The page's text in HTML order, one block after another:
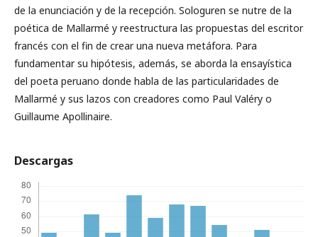
de la enunciación y de la recepción. Sologuren se nutre de la
poética de Mallarmé y reestructura las propuestas del escritor
francés con el fin de crear una nueva metáfora. Para
fundamentar su hipótesis, además, se aborda la ensayística
del poeta peruano donde habla de las particularidades de
Mallarmé y sus lazos con creadores como Paul Valéry o
Guillaume Apollinaire.
Descargas